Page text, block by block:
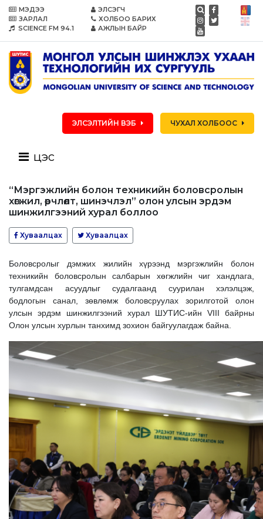
МЭДЭЭ
ЗАРЛАЛ
SCIENCE FM 94.1
ЭЛСЭГЧ
ХОЛБОО БАРИХ
АЖЛЫН БАЙР
ЭЛСЭЛТИЙН ВЭБ ЧУХАЛ ХОЛБООС
цэс
“Мэргэжлийн болон техникийн боловсролын
хөгжил, өөрчлөлт, шинэчлэл” олон улсын эрдэм
шинжилгээний хурал боллоо
Хуваалцах Хуваалцах
Боловсролыг дэмжих жилийн хүрээнд мэргэжлийн болон
техникийн боловсролын салбарын хөгжлийн чиг хандлага,
тулгамдсан асуудлыг судалгаанд суурилан хэлэлцэж,
бодлогын санал, зөвлөмж боловсруулах зорилготой олон
улсын эрдэм шинжилгээний хурал ШУТИС-ийн VIII байрны
Олон улсын хурлын танхимд зохион байгуулагдаж байна.